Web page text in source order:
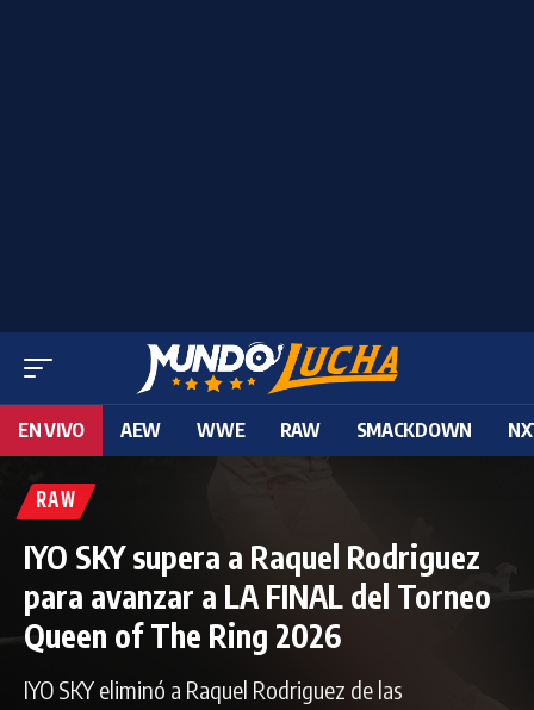
EN VIVO AEW WWE RAW SMACKDOWN
RAW
IYO SKY supera a Raquel Rodriguez
para avanzar a LA FINAL del Torneo
Queen of The Ring 2026
IYO SKY eliminó a Raquel Rodriguez de las